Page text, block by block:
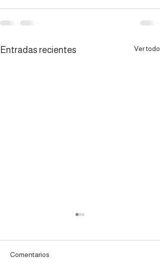
Entradas recientes Ver todo
Comentarios